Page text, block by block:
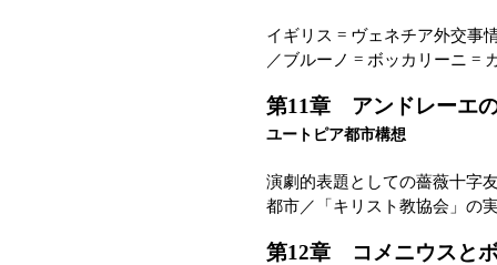
イギリス = ヴェネチア外交事
／ブルーノ = ボッカリーニ =
第11章 アンドレーエ
ユートピア都市構想
演劇的表題としての薔薇十字
都市／「キリスト教協会」の
第12章 コメニウスと